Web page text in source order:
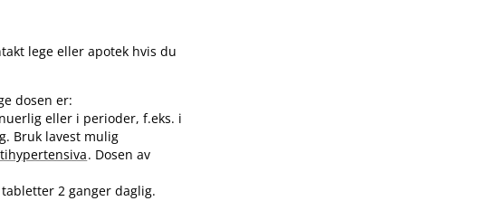
lege eller apotek hvis du
dosen er:
eller i perioder, f.eks. i
Bruk lavest mulig
. Dosen av
tabletter 2 ganger daglig.